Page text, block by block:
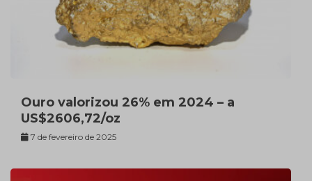
Ouro valorizou 26% em 2024 – a
US$2606,72/oz
7 de fevereiro de 2025